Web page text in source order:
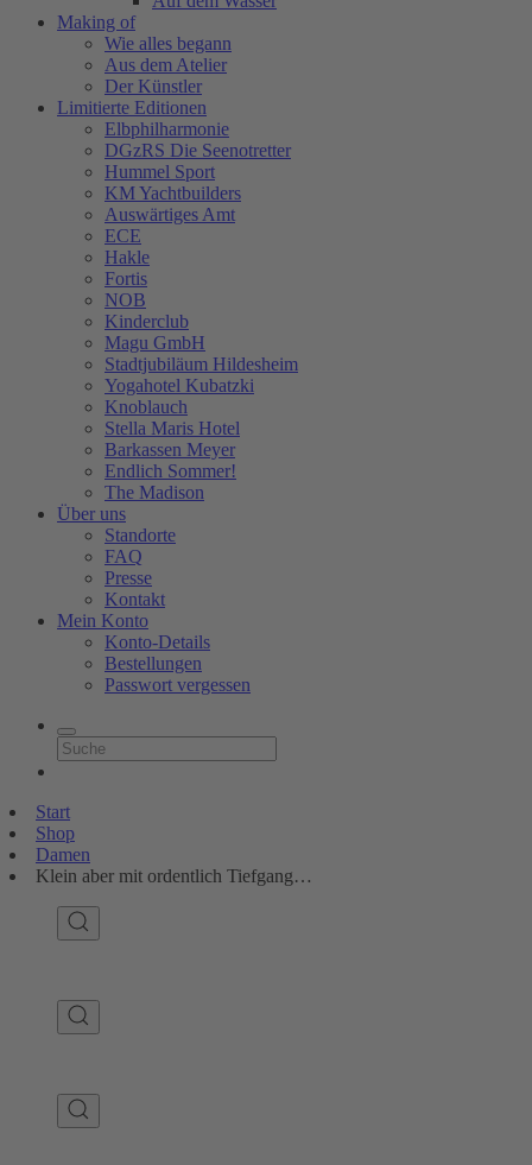
Making of
Wie alles begann
Aus dem Atelier
Der Künstler
Limitierte Editionen
Elbphilharmonie
DGzRS Die Seenotretter
Hummel Sport
KM Yachtbuilders
Auswärtiges Amt
ECE
Hakle
Fortis
NOB
Kinderclub
Magu GmbH
Stadtjubiläum Hildesheim
Yogahotel Kubatzki
Knoblauch
Stella Maris Hotel
Barkassen Meyer
Endlich Sommer!
The Madison
Über uns
Standorte
FAQ
Presse
Kontakt
Mein Konto
Konto-Details
Bestellungen
Passwort vergessen
Start
Shop
Damen
Klein aber mit ordentlich Tiefgang…